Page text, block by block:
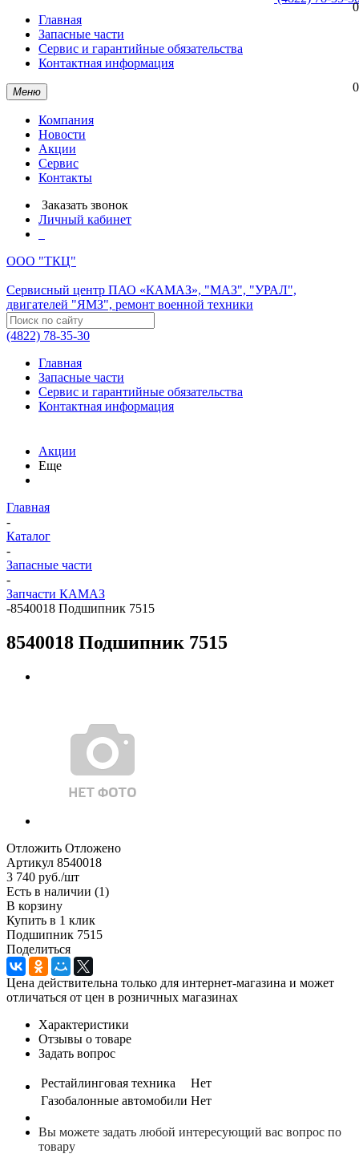
Главная
Запасные части
Сервис и гарантийные обязательства
Контактная информация
0
Меню
Компания
Новости
Акции
Сервис
Контакты
Заказать звонок
Личный кабинет
ООО "ТКЦ"
Сервисный центр ПАО «КАМАЗ», "МАЗ", "УРАЛ",
двигателей "ЯМЗ", ремонт военной техники
(4822) 78-35-30
0
Главная
Запасные части
Сервис и гарантийные обязательства
Контактная информация
Акции
Еще
Главная
-
Каталог
-
Запасные части
-
Запчасти КАМАЗ
-8540018 Подшипник 7515
8540018 Подшипник 7515
Отложить Отложено
Артикул 8540018
3 740 руб./шт
Есть в наличии (1)
В корзину
Купить в 1 клик
Подшипник 7515
Поделиться
Цена действительна только для интернет-магазина и может
отличаться от цен в розничных магазинах
Характеристики
Отзывы о товаре
Задать вопрос
Рестайлинговая техника
Нет
Газобалонные автомобили Нет
Вы можете задать любой интересующий вас вопрос по
товару